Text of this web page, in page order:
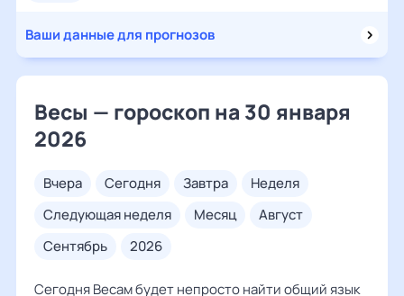
Ваши данные для прогнозов
Весы — гороскоп на 30 января
2026
вчера сегодня завтра
неделя
следующая неделя
месяц
август
сентябрь
2026
Сегодня Весам будет непросто найти общий язык